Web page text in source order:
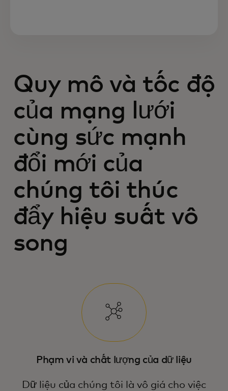
Quy mô và tốc độ
của mạng lưới
cùng sức mạnh
đổi mới của
chúng tôi thúc
đẩy hiệu suất vô
song
Phạm vi và chất lượng của dữ liệu
Dữ liệu của chúng tôi là vô giá cho việc